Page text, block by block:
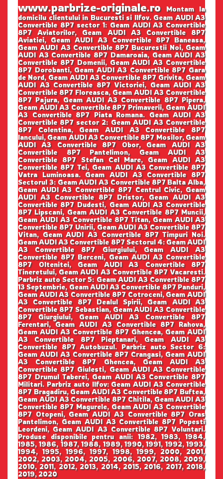
www.parbrize-originale.roMontam la
domicilu clientului in Bucuresti si Ilfov. Geam AUDI A3
Convertible 8P7 sector 1: Geam AUDI A3 Convertible
8P7 Aviatorilor, Geam AUDI A3 Convertible 8P7
Aviatiei, Geam AUDI A3 Convertible 8P7 Baneasa,
Geam AUDI A3 Convertible 8P7 Bucurestii Noi, Geam
AUDI A3 Convertible 8P7 Damaroaia, Geam AUDI A3
Convertible 8P7 Domenii, Geam AUDI A3 Convertible
8P7 Dorobanti, Geam AUDI A3 Convertible 8P7 Gara
de Nord, Geam AUDI A3 Convertible 8P7 Grivita, Geam
AUDI A3 Convertible 8P7 Victoriei, Geam AUDI A3
Convertible 8P7 Floreasca, Geam AUDI A3 Convertible
8P7 Pajura, Geam AUDI A3 Convertible 8P7 Pipera,
Geam AUDI A3 Convertible 8P7 Primaverii, Geam AUDI
A3 Convertible 8P7 Piata Romana. Geam AUDI A3
Convertible 8P7 sector 2: Geam AUDI A3 Convertible
8P7 Colentina, Geam AUDI A3 Convertible 8P7
Iancului, Geam AUDI A3 Convertible 8P7 Mosilor, Geam
AUDI A3 Convertible 8P7 Obor, Geam AUDI A3
Convertible 8P7 Pantelimon, Geam AUDI A3
Convertible 8P7 Stefan Cel Mare, Geam AUDI A3
Convertible 8P7 Tei, Geam AUDI A3 Convertible 8P7
Vatra Luminoasa. Geam AUDI A3 Convertible 8P7
Sectorul 3: Geam AUDI A3 Convertible 8P7 Balta Alba,
Geam AUDI A3 Convertible 8P7 Centrul Civic, Geam
AUDI A3 Convertible 8P7 Dristor, Geam AUDI A3
Convertible 8P7 Dudesti, Geam AUDI A3 Convertible
8P7 Lipscani, Geam AUDI A3 Convertible 8P7 Muncii,
Geam AUDI A3 Convertible 8P7 Titan, Geam AUDI A3
Convertible 8P7 Unirii, Geam AUDI A3 Convertible 8P7
Vitan, Geam AUDI A3 Convertible 8P7 Timpuri Noi.
Geam AUDI A3 Convertible 8P7 Sectorul 4: Geam AUDI
A3 Convertible 8P7 Giurgiului, Geam AUDI A3
Convertible 8P7 Berceni, Geam AUDI A3 Convertible
8P7 Oltenitei, Geam AUDI A3 Convertible 8P7
Tineretului, Geam AUDI A3 Convertible 8P7 Vacaresti.
Parbriz auto Sector 5: Geam AUDI A3 Convertible 8P7
13 Septembrie, Geam AUDI A3 Convertible 8P7 Panduri,
Geam AUDI A3 Convertible 8P7 Cotroceni, Geam AUDI
A3 Convertible 8P7 Dealul Spirii, Geam AUDI A3
Convertible 8P7 Sebastian, Geam AUDI A3 Convertible
8P7 Giurgiului, Geam AUDI A3 Convertible 8P7
Ferentari, Geam AUDI A3 Convertible 8P7 Rahova,
Geam AUDI A3 Convertible 8P7 Ghencea, Geam AUDI
A3 Convertible 8P7 Pieptanari, Geam AUDI A3
Convertible 8P7 Autobuzul. Parbriz auto Sector 6:
Geam AUDI A3 Convertible 8P7 Crangasi, Geam AUDI
A3 Convertible 8P7 Ghencea, Geam AUDI A3
Convertible 8P7 Giulesti, Geam AUDI A3 Convertible
8P7 Drumul Taberei, Geam AUDI A3 Convertible 8P7
Militari. Parbriz auto Ilfov: Geam AUDI A3 Convertible
8P7 Bragadiru, Geam AUDI A3 Convertible 8P7 Buftea,
Geam AUDI A3 Convertible 8P7 Chitila, Geam AUDI A3
Convertible 8P7 Magurele, Geam AUDI A3 Convertible
8P7 Otopeni, Geam AUDI A3 Convertible 8P7 Oras
Pantelimon, Geam AUDI A3 Convertible 8P7 Popesti
Leordeni, Geam AUDI A3 Convertible 8P7 Voluntari.
Produse disponibile pentru anii: 1982, 1983, 1984,
1985, 1986, 1987, 1988, 1989, 1990, 1991, 1992, 1993,
1994, 1995, 1996, 1997, 1998, 1999, 2000, 2001,
2002, 2003, 2004, 2005, 2006, 2007, 2008, 2009,
2010, 2011, 2012, 2013, 2014, 2015, 2016, 2017, 2018,
2019, 2020